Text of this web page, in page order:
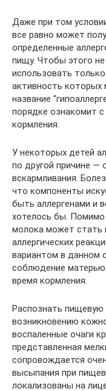
Даже при том
все равно может
определенные
пищу. Чтобы этого
использовать
активность которых
название
порядке ознакомит
кормления.
У некоторых детей
по другой причине —
вскармливания.
что компоненты
быть аллергенами и
хотелось бы. Помимо
молока может стать
аллергических
вариантом в данном
соблюдение
время кормления.
Распознать пищевую
возникновению
воспаленные очаги
представленная
сопровождается
высыпания при
локализованы на